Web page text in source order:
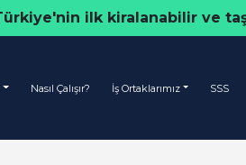
ilk kiralanabilir ve
Nasıl Çalışır? İş Ortaklarımız SSS